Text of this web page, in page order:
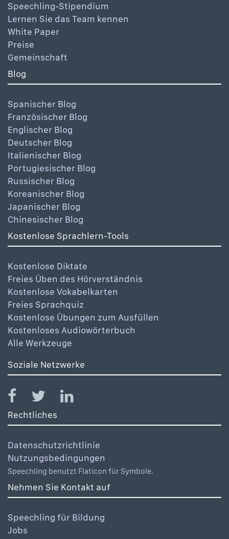
Speechling-Stipendium
Lernen Sie das Team kennen
White Paper
Preise
Gemeinschaft
Blog
Spanischer Blog
Französischer Blog
Englischer Blog
Deutscher Blog
Italienischer Blog
Portugiesischer Blog
Russischer Blog
Koreanischer Blog
Japanischer Blog
Chinesischer Blog
Kostenlose Sprachlern-Tools
Kostenlose Diktate
Freies Üben des Hörverständnis
Kostenlose Vokabelkarten
Freies Sprachquiz
Kostenlose Übungen zum Ausfüllen
Kostenloses Audiowörterbuch
Alle Werkzeuge
Soziale Netzwerke
Rechtliches
Datenschutzrichtlinie
Nutzungsbedingungen
Speechling benutzt Flaticon für Symbole.
Nehmen Sie Kontakt auf
Speechling für Bildung
Jobs